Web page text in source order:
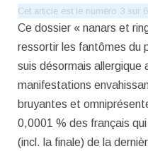
Cet article est le numéro 3 sur
Ce dossier « nanars et
ressortir les fantômes du
suis désormais allergique
manifestations
bruyantes et
0,0001 % des français
(incl. la finale) de la